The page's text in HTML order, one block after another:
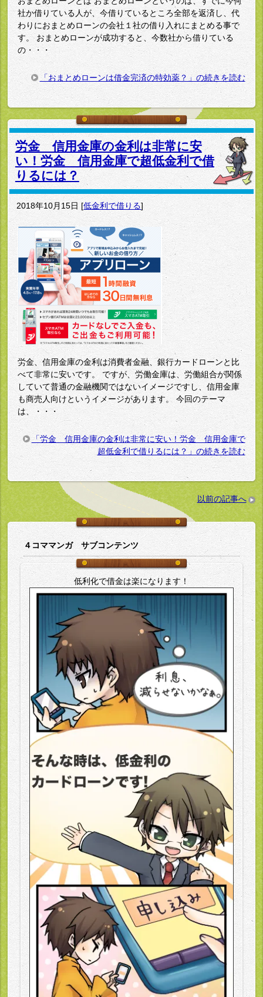
社か借りている人が、今借りているところ全部を返済し、代
わりにおまとめローンの会社１社の借り入れにまとめる事で
す。 おまとめローンが成功すると、今数社から借りている
の・・・
「おまとめローンは借金完済の特効薬？」の続きを読む
労金 信用金庫の金利は非常に安
い！労金 信用金庫で超低金利で借
りるには？
2018年10月15日 [低金利で借りる]
労金、信用金庫の金利は消費者金融、銀行カードローンと比
べて非常に安いです。 ですが、労働金庫は、労働組合が関係
していて普通の金融機関ではないイメージですし、信用金庫
も商売人向けというイメージがあります。 今回のテーマ
は、・・・
「労金 信用金庫の金利は非常に安い！労金 信用金庫で
超低金利で借りるには？」の続きを読む
以前の記事へ
４コママンガ サブコンテンツ
低利化で借金は楽になります！